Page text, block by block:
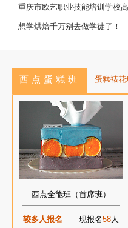
赛，我校选手荣获互联网营销师
重庆市欧艺职业技能培训学校
训基地建设专家指导会会议简报
想学烘焙千万别去做学徒了！
西点蛋糕班 蛋糕裱花
西点全能班（首席班）
较多人报名 现报名58人